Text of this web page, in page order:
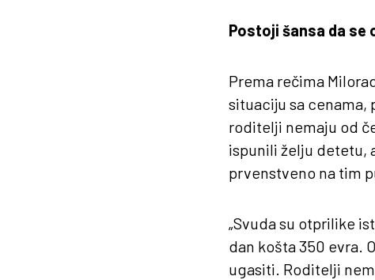
Postoji šansa da se
Prema rečima
situaciju sa cenama,
roditelji nemaju od
ispunili želju detetu,
prvenstveno na tim
„Svuda su otprilike
dan košta 350 evra.
ugasiti. Roditelji